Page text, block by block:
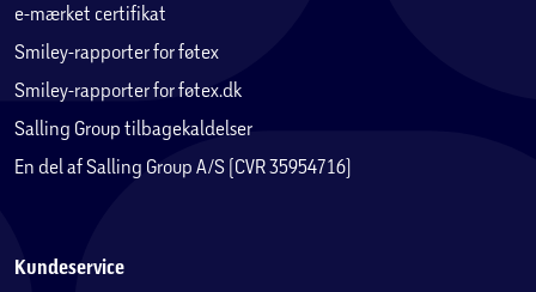
e-mærket certifikat
Smiley-rapporter for føtex
Smiley-rapporter for føtex.dk
Salling Group tilbagekaldelser
En del af Salling Group A/S (CVR 35954716)
Kundeservice